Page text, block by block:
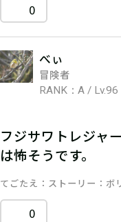
0
べぃ
冒険者
RANK：A / Lv.96
フジサワトレジャ
は怖そうです。
てごたえ ストーリー ボ
0